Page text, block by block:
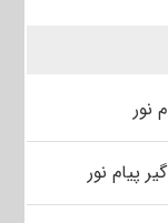
نور
پیام نور